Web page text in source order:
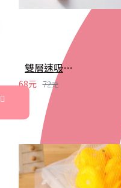
雙層速吸乾髮帽 加厚毛巾 擦頭巾 浴帽 快速吸水
68元 72元